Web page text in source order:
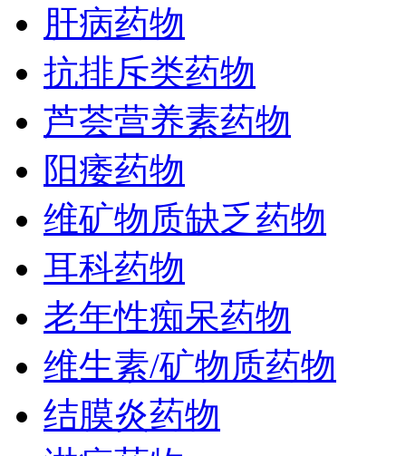
肝病药物
抗排斥类药物
芦荟营养素药物
阳痿药物
维矿物质缺乏药物
耳科药物
老年性痴呆药物
维生素/矿物质药物
结膜炎药物